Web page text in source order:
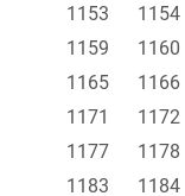
1153 1154
1159
1160
1165
1166
1171
1172
1177
1178
1183
1184